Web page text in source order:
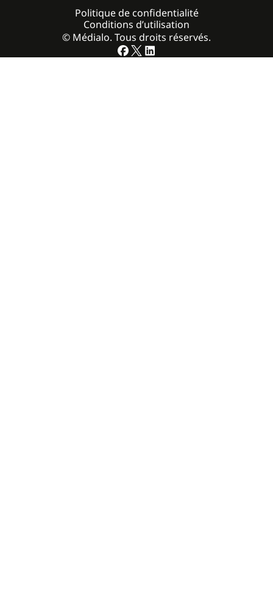
© Médialo. Tous droits réservés.
Politique de confidentialité
Conditions d’utilisation